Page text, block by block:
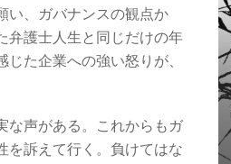
い、ガバナンスの観点か
弁護士人生と同じだけの年
た企業への強い怒りが、
な声がある。これからもガ
を訴えて行く。負けてはな